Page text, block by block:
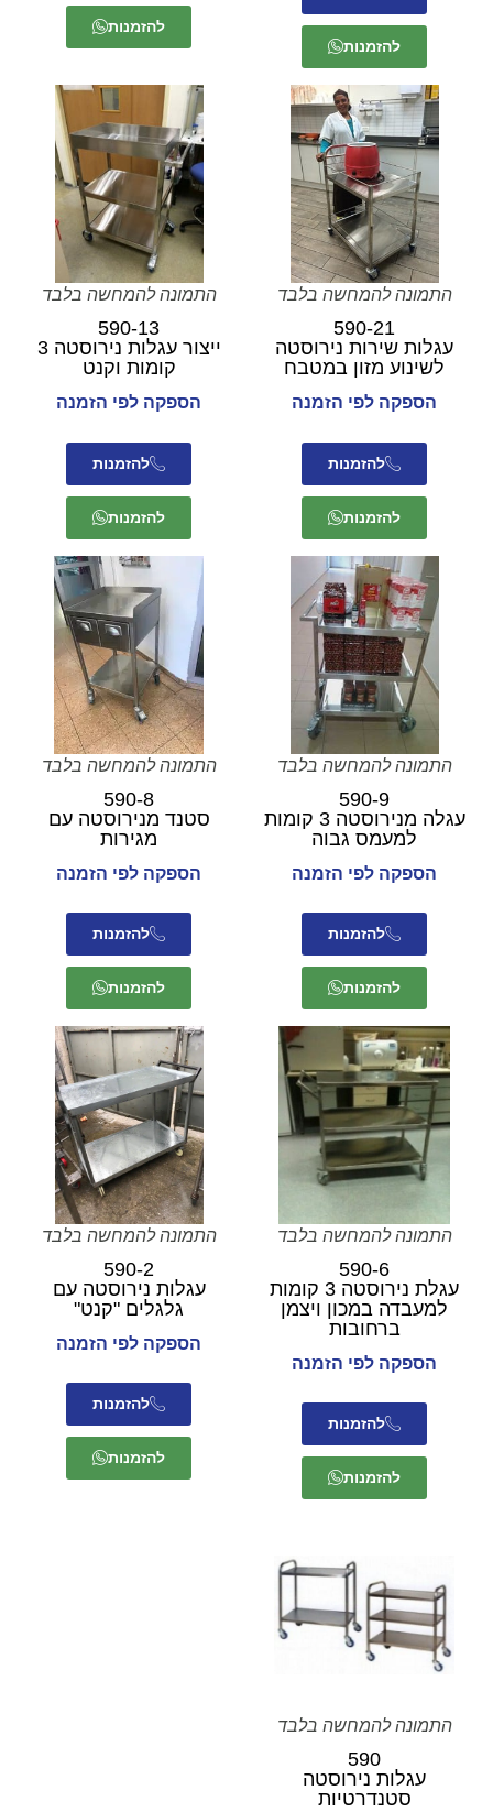
להזמנות
להזמנות
התמונה להמחשה בלבד
590-21
עגלות שירות נירוסטה
לשינוע מזון במטבח
הספקה לפי הזמנה
להזמנות
להזמנות
התמונה להמחשה בלבד
590-13
ייצור עגלות נירוסטה 3
קומות וקנט
הספקה לפי הזמנה
להזמנות
להזמנות
התמונה להמחשה בלבד
590-9
עגלה מנירוסטה 3 קומות
למעמס גבוה
הספקה לפי הזמנה
להזמנות
להזמנות
התמונה להמחשה בלבד
590-8
סטנד מנירוסטה עם
מגירות
הספקה לפי הזמנה
להזמנות
להזמנות
התמונה להמחשה בלבד
590-6
עגלת נירוסטה 3 קומות
למעבדה במכון ויצמן
ברחובות
הספקה לפי הזמנה
להזמנות
להזמנות
התמונה להמחשה בלבד
590-2
עגלות נירוסטה עם
גלגלים "קנט"
הספקה לפי הזמנה
להזמנות
להזמנות
התמונה להמחשה בלבד
590
עגלות נירוסטה
סטנדרטיות